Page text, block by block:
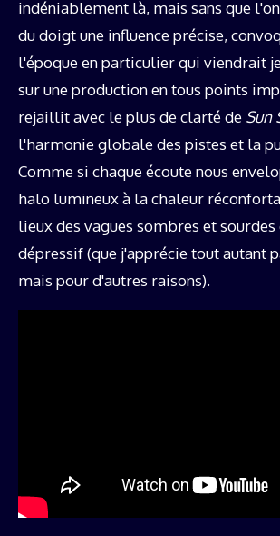
indéniablement là, mais sans que
du doigt une influence précise,
l'époque en particulier qui viendrait
sur une production en tous points
rejaillit avec le plus de clarté de Sun
l'harmonie globale des pistes et la
Comme si chaque écoute nous
halo lumineux à la chaleur
lieux des vagues sombres et sourdes
dépressif (que j'apprécie tout autant
mais pour d'autres raisons).